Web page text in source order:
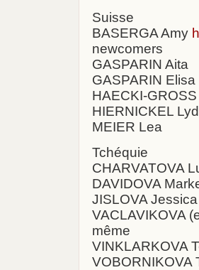
Suisse
BASERGA Amy
newcomers
GASPARIN Aita
GASPARIN Elisa
HAECKI-
HIERNICKEL
MEIER Lea
Tchéquie
CHARVATOVA
DAVIDOVA
JISLOVA
VACLAVIKOVA
même
VINKLARKOVA
VOBORNIKOVA